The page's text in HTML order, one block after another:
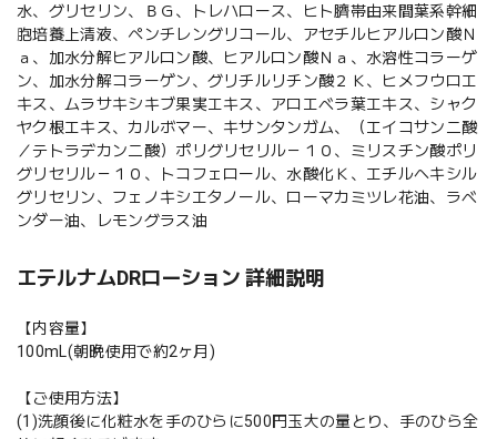
水、グリセリン、ＢＧ、トレハロース、ヒト臍帯由来間葉系幹細
胞培養上清液、ペンチレングリコール、アセチルヒアルロン酸Ｎ
ａ、加水分解ヒアルロン酸、ヒアルロン酸Ｎａ、水溶性コラーゲ
ン、加水分解コラーゲン、グリチルリチン酸２Ｋ、ヒメフウロエ
キス、ムラサキシキブ果実エキス、アロエベラ葉エキス、シャク
ヤク根エキス、カルボマー、キサンタンガム、（エイコサン二酸
／テトラデカン二酸）ポリグリセリル－１０、ミリスチン酸ポリ
グリセリル－１０、トコフェロール、水酸化Ｋ、エチルヘキシル
グリセリン、フェノキシエタノール、ローマカミツレ花油、ラベ
ンダー油、レモングラス油
エテルナムDRローション 詳細説明
【内容量】
100mL(朝晩使用で約2ヶ月)
【ご使用方法】
(1)洗顔後に化粧水を手のひらに500円玉大の量とり、手のひら全